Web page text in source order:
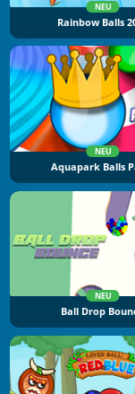
NEU
Rainbow Balls
NEU
Aquapark Balls
NEU
Ball Drop